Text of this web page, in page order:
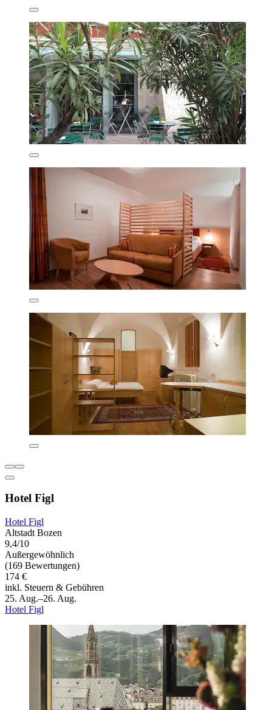
Hotel Figl
Hotel Figl
Altstadt Bozen
9,4/10
Außergewöhnlich
(169 Bewertungen)
174 €
inkl. Steuern & Gebühren
25. Aug.–26. Aug.
Hotel Figl